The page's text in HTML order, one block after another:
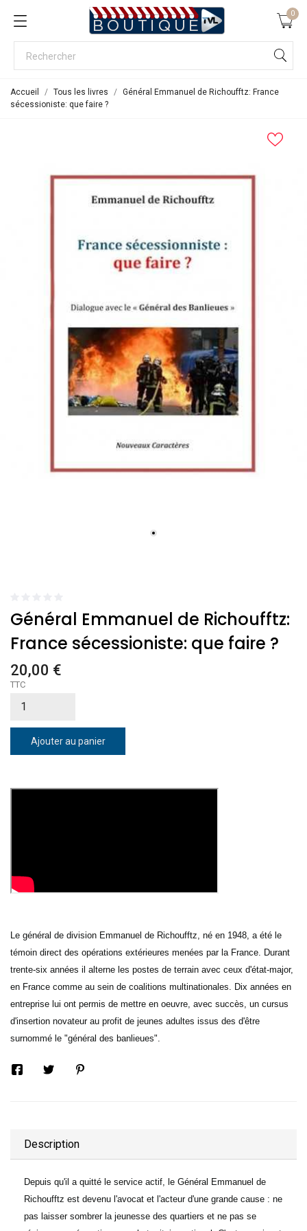
0
Accueil Tous les livres
Général Emmanuel de Richoufftz: France
sécessioniste: que faire ?
Général Emmanuel de Richoufftz:
France sécessioniste: que faire ?
20,00 €
TTC
Ajouter au panier
Le général de division Emmanuel de Richoufftz, né en 1948, a été le
témoin direct des opérations extérieures menées par la France. Durant
trente-six années il alterne les postes de terrain avec ceux d'état-major,
en France comme au sein de coalitions multinationales. Dix années en
entreprise lui ont permis de mettre en oeuvre, avec succès, un cursus
d'insertion novateur au profit de jeunes adultes issus des d'être
surnommé le "général des banlieues".
Description
Depuis qu'il a quitté le service actif, le Général Emmanuel de
Richoufftz est devenu l'avocat et l'acteur d'une grande cause : ne
pas laisser sombrer la jeunesse des quartiers et ne pas se